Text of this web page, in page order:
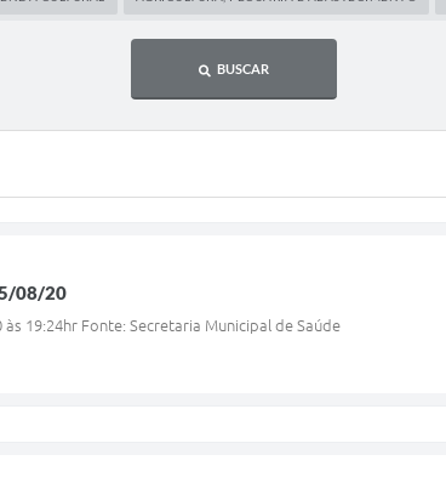
BUSCAR
08/20
19:24hr Fonte: Secretaria Municipal de Saúde